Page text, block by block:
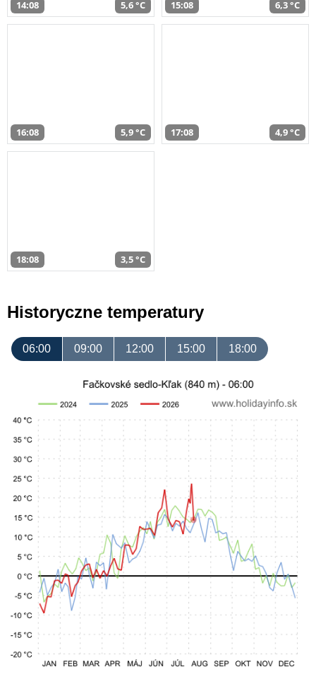
14:08 5,6 °C 15:08 6,3 °C
16:08 5,9 °C 17:08 4,9 °C
18:08 3,5 °C
Historyczne temperatury
06:00 09:00 12:00 15:00 18:00